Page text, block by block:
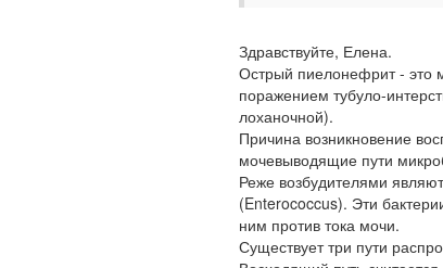
Здравствуйте, Елена.
Острый пиелонефрит - это
поражением тубуло-
лоханочной).
Причина возникновение
мочевыводящие пути
Реже возбудителями
(Enterococcus). Эти
ним против тока мочи.
Существует три пути